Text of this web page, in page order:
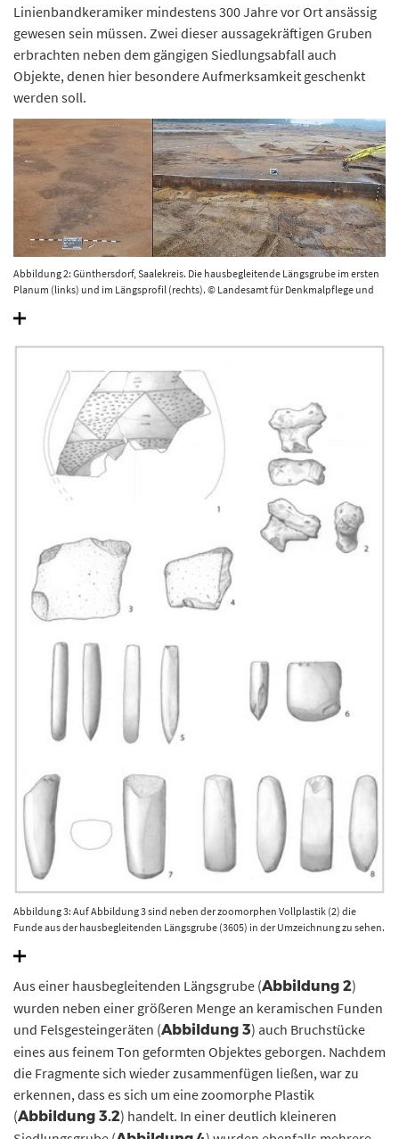
Linienbandkeramiker mindestens 300 Jahre vor Ort ansässig
gewesen sein müssen. Zwei dieser aussagekräftigen Gruben
erbrachten neben dem gängigen Siedlungsabfall auch
Objekte, denen hier besondere Aufmerksamkeit geschenkt
werden soll.
Abbildung 2: Günthersdorf, Saalekreis. Die hausbegleitende Längsgrube im ersten
Planum (links) und im Längsprofil (rechts). © Landesamt für Denkmalpflege und
Abbildung 3: Auf Abbildung 3 sind neben der zoomorphen Vollplastik (2) die
Funde aus der hausbegleitenden Längsgrube (3605) in der Umzeichnung zu sehen.
auch vier Felsgesteingeräte in Form von Dechseln (5, 7, 8) und einem Beil (6)
Umzeichnungen: K. Walter / S. Scheffler, Tafel: Madeline Fröhlich.
Aus einer hausbegleitenden Längsgrube (Abbildung 2)
wurden neben einer größeren Menge an keramischen Funden
und Felsgesteingeräten (Abbildung 3) auch Bruchstücke
eines aus feinem Ton geformten Objektes geborgen. Nachdem
die Fragmente sich wieder zusammenfügen ließen, war zu
erkennen, dass es sich um eine zoomorphe Plastik
(Abbildung 3.2) handelt. In einer deutlich kleineren